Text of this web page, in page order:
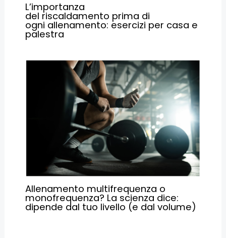
L’importanza
del riscaldamento prima di
ogni allenamento: esercizi per casa e
palestra
Allenamento multifrequenza o
monofrequenza? La scienza dice:
dipende dal tuo livello (e dal volume)